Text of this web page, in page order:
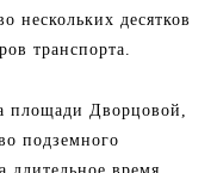
нескольких десятков
транспорта.
площади Дворцовой,
подземного